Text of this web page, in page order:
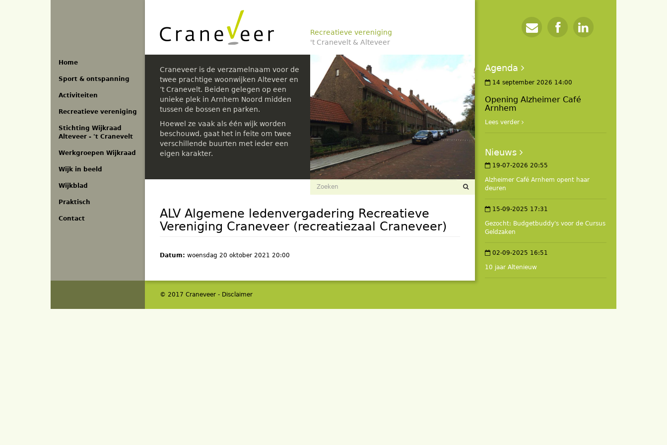
Home
Sport & ontspanning
Activiteiten
Recreatieve vereniging
Stichting Wijkraad
Alteveer - 't Cranevelt
Werkgroepen Wijkraad
Wijk in beeld
Wijkblad
Praktisch
Contact
Recreatieve vereniging
't Cranevelt & Alteveer
Craneveer is de verzamelnaam voor de
twee prachtige woonwijken Alteveer en
’t Cranevelt. Beiden gelegen op een
unieke plek in Arnhem Noord midden
tussen de bossen en parken.
Hoewel ze vaak als één wijk worden
beschouwd, gaat het in feite om twee
verschillende buurten met ieder een
eigen karakter.
Zoekveld
ALV Algemene ledenvergadering Recreatieve
Vereniging Craneveer (recreatiezaal Craneveer)
Datum: woensdag 20 oktober 2021 20:00
© 2017 Craneveer - Disclaimer
Agenda
14 september 2026 14:00
Opening Alzheimer Café
Arnhem
Lees verder
Nieuws
19-07-2026 20:55
Alzheimer Café Arnhem opent haar
deuren
15-09-2025 17:31
Gezocht: Budgetbuddy's voor de Cursus
Geldzaken
02-09-2025 16:51
10 jaar Altenieuw